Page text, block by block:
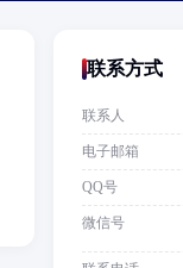
联系方式
联系人
电子邮箱
QQ号
微信号